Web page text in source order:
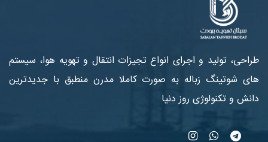
طراحی، تولید و اجرای انواع تجیزات انتقال و تهویه هوا، سیستم
های شوتینگ زباله به صورت کاملا مدرن منطبق با جدیدترین
دانش و تکنولوژی روز دنیا